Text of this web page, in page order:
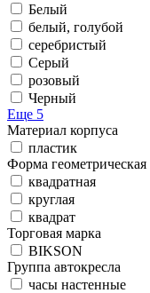
Белый
белый, голубой
серебристый
Серый
розовый
Черный
Еще 5
Материал корпуса
пластик
Форма геометрическая
квадратная
круглая
квадрат
Торговая марка
BIKSON
Группа автокресла
часы настенные